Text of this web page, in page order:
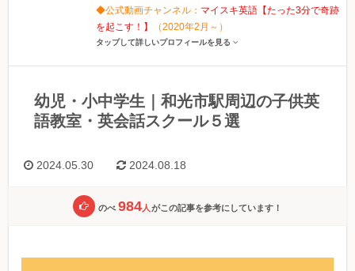
◆公式動画チャンネル： マイスキ英語【たった3分で奇跡
を起こす！】
（2020年2月～）
タップして詳しいプロフィールを見る
幼児・小中学生｜和光市駅周辺の子供英
語教室・英会話スクール５選
2024.05.30 2024.08.18
のべ 984人 がこの記事を参考にしています！